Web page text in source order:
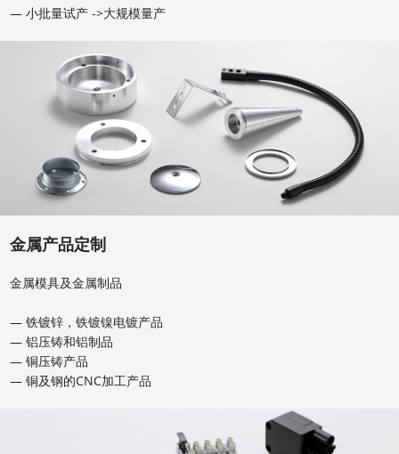
— 小批量试产 ->大规模量产
金属产品定制
金属模具及金属制品
— 铁镀锌，铁镀镍电镀产品
— 铝压铸和铝制品
— 铜压铸产品
— 铜及钢的CNC加工产品